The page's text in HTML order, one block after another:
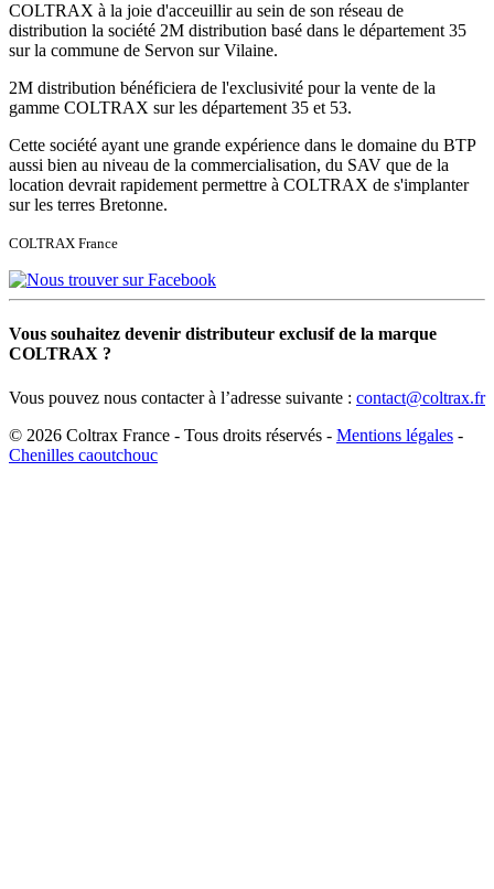
COLTRAX à la joie d'acceuillir au sein de son réseau de
distribution la société 2M distribution basé dans le département 35
sur la commune de Servon sur Vilaine.
2M distribution bénéficiera de l'exclusivité pour la vente de la
gamme COLTRAX sur les département 35 et 53.
Cette société ayant une grande expérience dans le domaine du BTP
aussi bien au niveau de la commercialisation, du SAV que de la
location devrait rapidement permettre à COLTRAX de s'implanter
sur les terres Bretonne.
COLTRAX France
Vous souhaitez devenir distributeur exclusif de la marque
COLTRAX ?
Vous pouvez nous contacter à l’adresse suivante : contact@coltrax.fr
© 2026 Coltrax France - Tous droits réservés - Mentions légales -
Chenilles caoutchouc